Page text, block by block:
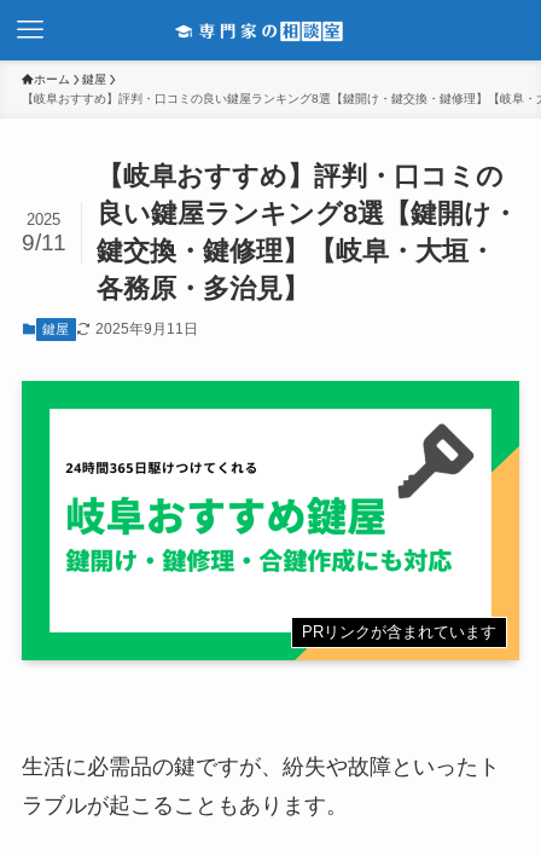
ホーム
鍵屋
【岐阜おすすめ】評判・口コミの良い鍵屋ランキング8選【鍵開け・鍵交換・鍵修理】【岐阜
【岐阜おすすめ】評判・口コミの
良い鍵屋ランキング8選【鍵開け・
鍵交換・鍵修理】【岐阜・大垣・
各務原・多治見】
2025
9/11
鍵屋 2025年9月11日
PRリンクが含まれています
生活に必需品の鍵ですが、紛失や故障といったト
ラブルが起こることもあります。